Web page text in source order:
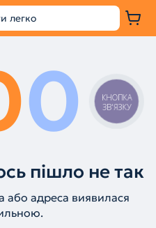
0
пішло не так
або адреса виявилася
КНОПКА
ЗВ'ЯЗКУ